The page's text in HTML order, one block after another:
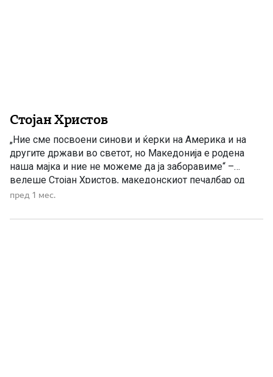
Стојан Христов
„Ние сме посвоени синови и ќерки на Америка и на
другите држави во светот, но Македонија е родена
наша мајка и ние не можеме да ја заборавиме“ –
велеше Стојан Христов, македонскиот печалбар од
Кономлади, Костурско Егејска Македонија кој стана
Христов (1898 – 1996) – македонскиот печалбар што
пред 1 мес.